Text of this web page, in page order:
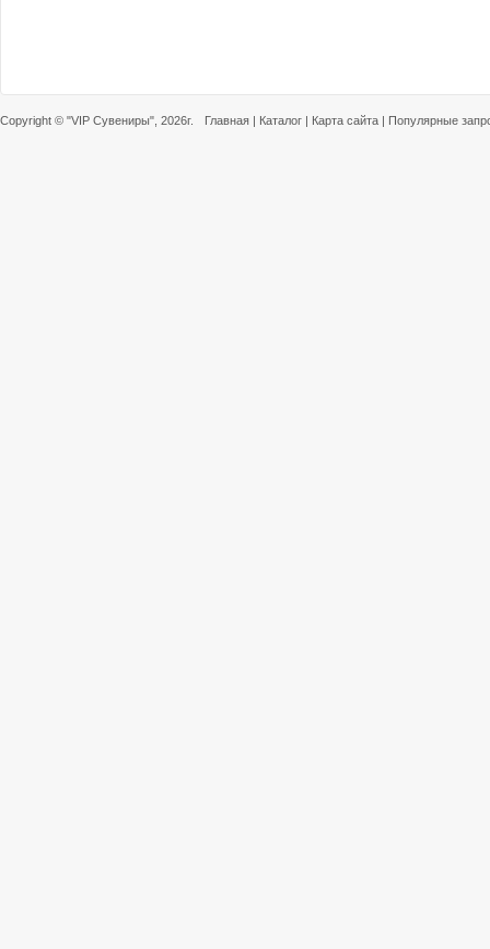
Copyright © "VIP Сувениры" , 2026г. Главная | Каталог | Карта сайта | Популярные